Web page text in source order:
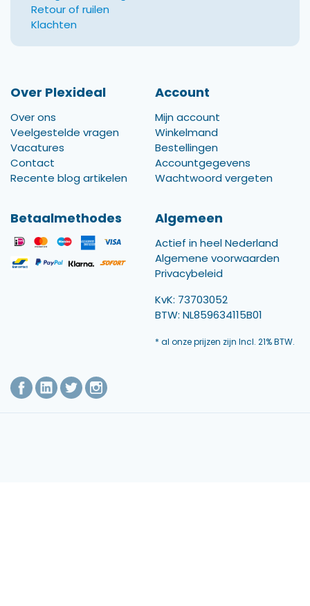
Retour of ruilen
Klachten
Over Plexideal
Over ons
Veelgestelde vragen
Vacatures
Contact
Recente blog artikelen
Account
Mijn account
Winkelmand
Bestellingen
Accountgegevens
Wachtwoord vergeten
Betaalmethodes Algemeen
Actief in heel Nederland
Algemene voorwaarden
Privacybeleid
KvK: 73703052
BTW: NL859634115B01
* al onze prijzen zijn Incl. 21% BTW.